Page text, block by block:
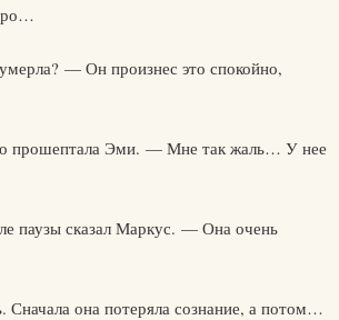
— Он произнес это спокойно,
Эми. — Мне так жаль… У нее
сказал Маркус. — Она очень
она потеряла сознание, а потом…